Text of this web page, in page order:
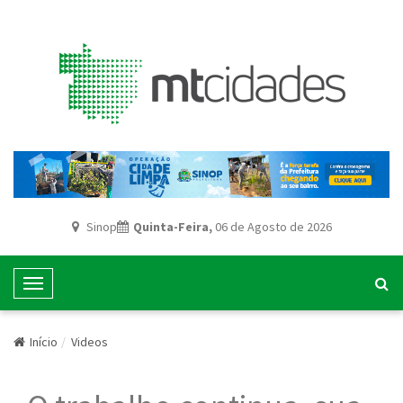
Sinop Quinta-Feira,06 de Agosto de 2026
T
o
g
e
Início Videos